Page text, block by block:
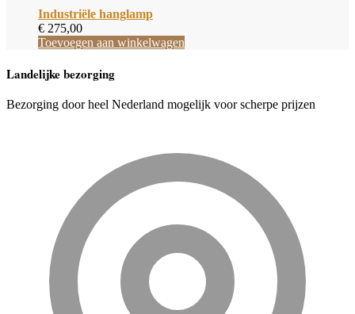
Industriële hanglamp
€ 275,00
Toevoegen aan winkelwagen
Landelijke bezorging
Bezorging door heel Nederland mogelijk voor scherpe prijzen